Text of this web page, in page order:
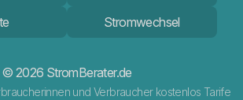
Stromwechsel
© 2026 StromBerater.de
und Verbraucher kostenlos Tarife